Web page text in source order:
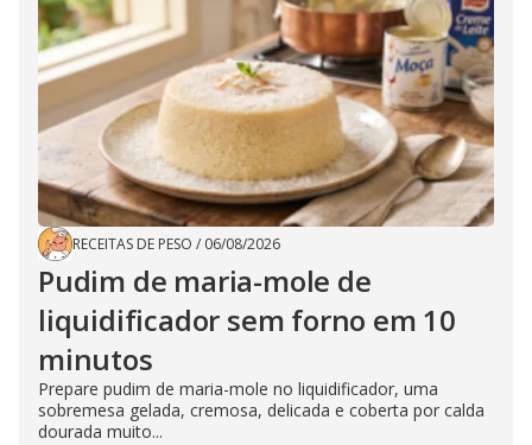
RECEITAS DE PESO / 06/08/2026
Pudim de maria-mole de
liquidificador sem forno em 10
minutos
Prepare pudim de maria-mole no liquidificador, uma
sobremesa gelada, cremosa, delicada e coberta por calda
dourada muito...